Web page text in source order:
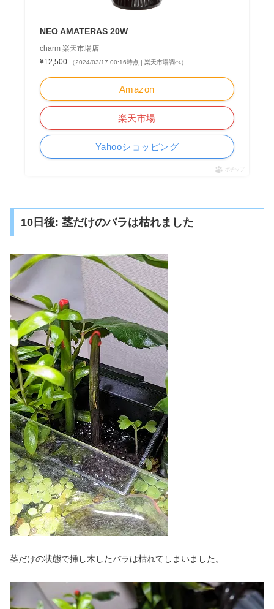
NEO AMATERAS 20W
charm 楽天市場店
¥12,500
（2024/03/17 00:16時点 | 楽天市場調べ）
Amazon
楽天市場
Yahooショッピング
ポチップ
10日後: 茎だけのバラは枯れました
茎だけの状態で挿し木したバラは枯れてしまいました。